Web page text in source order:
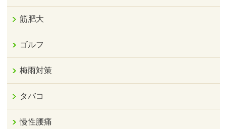
筋肥大
ゴルフ
梅雨対策
タバコ
慢性腰痛